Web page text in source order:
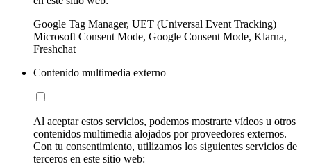
Google Tag Manager, UET (Universal Event Tracking)
Microsoft Consent Mode, Google Consent Mode, Klarna,
Freshchat
Contenido multimedia externo
Al aceptar estos servicios, podemos mostrarte vídeos u otros
contenidos multimedia alojados por proveedores externos.
Con tu consentimiento, utilizamos los siguientes servicios de
terceros en este sitio web: